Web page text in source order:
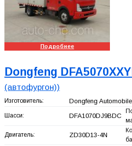
Подробнее
Dongfeng
(автофургон))
Изготовитель: Dongfeng Automobile
Шасси: DFA1070DJ9BDC
Двигатель: ZD30D13-4N